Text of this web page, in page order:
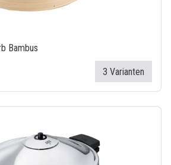
Bambus
3 Varianten